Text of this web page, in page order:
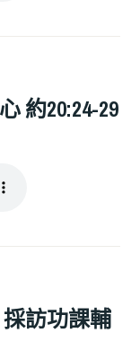
約20:24-29
採訪功課輔